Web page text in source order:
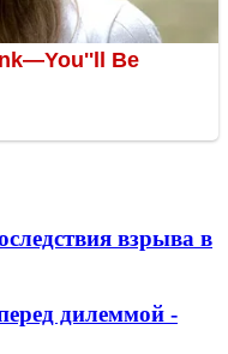
взрыва в
дилеммой -